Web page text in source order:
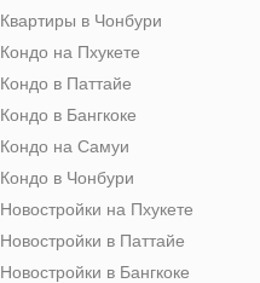
Квартиры в Чонбури
Кондо на Пхукете
Кондо в Паттайе
Кондо в Бангкоке
Кондо на Самуи
Кондо в Чонбури
Новостройки на Пхукете
Новостройки в Паттайе
Новостройки в Бангкоке